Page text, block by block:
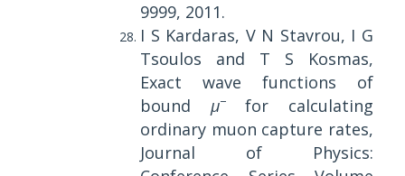
9999, 2011.
I S Kardaras, V N Stavrou, I G
Tsoulos and T S Kosmas,
Exact wave functions of
bound μ−for calculating
ordinary muon capture rates,
Journal of Physics: